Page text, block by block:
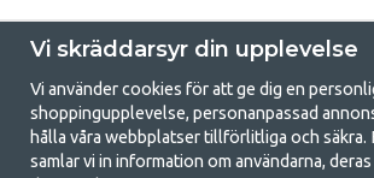
Vi skräddarsyr din upplevelse
Vi använder cookies för att ge dig en
shoppingupplevelse, personanpassad
hålla våra webbplatser tillförlitliga och säkra.
samlar vi in information om användarna,